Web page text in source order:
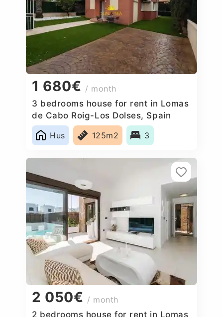
1 680€ / month
3 bedrooms house for rent in Lomas
de Cabo Roig-Los Dolses, Spain
Hus
125m2 3
2 050€ / month
2 bedrooms house for rent in Lomas